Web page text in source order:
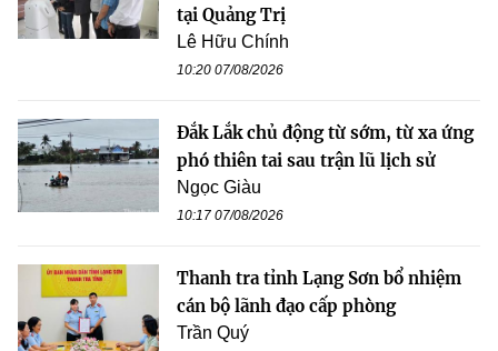
tại Quảng Trị
Lê Hữu Chính
10:20 07/08/2026
Đắk Lắk chủ động từ sớm, từ xa ứng
phó thiên tai sau trận lũ lịch sử
Ngọc Giàu
10:17 07/08/2026
Thanh tra tỉnh Lạng Sơn bổ nhiệm
cán bộ lãnh đạo cấp phòng
Trần Quý